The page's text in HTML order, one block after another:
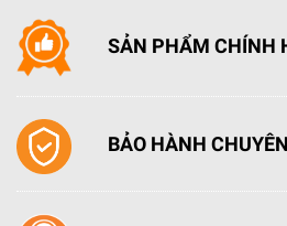
SẢN PHẨM CHÍNH
BẢO HÀNH